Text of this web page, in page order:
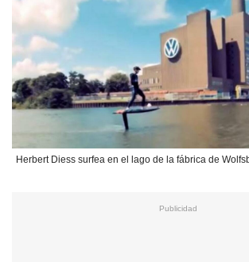
Herbert Diess surfea en el lago de la fábrica de